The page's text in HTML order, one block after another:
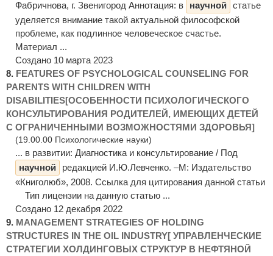
Фабричнова, г. Звенигород Аннотация: в
научной статье
уделяется внимание такой актуальной философской
проблеме, как подлинное человеческое счастье.
Материал ...
Создано 10 марта 2023
8. FEATURES OF PSYCHOLOGICAL COUNSELING FOR
PARENTS WITH CHILDREN WITH
DISABILITIES[ОСОБЕННОСТИ ПСИХОЛОГИЧЕСКОГО
КОНСУЛЬТИРОВАНИЯ РОДИТЕЛЕЙ, ИМЕЮЩИХ ДЕТЕЙ
С ОГРАНИЧЕННЫМИ ВОЗМОЖНОСТЯМИ ЗДОРОВЬЯ]
(19.00.00 Психологические науки)
... в развитии: Диагностика и консультирование / Под
научной
редакцией И.Ю.Левченко. –М: Издательство
«Книголюб», 2008. Ссылка для цитирования данной статьи
Тип лицензии на данную статью ...
Создано 12 декабря 2022
9. MANAGEMENT STRATEGIES OF HOLDING
STRUCTURES IN THE OIL INDUSTRY[ УПРАВЛЕНЧЕСКИЕ
СТРАТЕГИИ ХОЛДИНГОВЫХ СТРУКТУР В НЕФТЯНОЙ